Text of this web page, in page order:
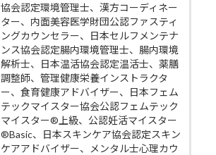
協会認定環境管理士、漢方コーディネー
ター、内面美容医学財団公認ファスティ
ングカウンセラー、日本セルフメンテナ
ンス協会認定腸内環境管理士、腸内環境
解析士、日本温活協会認定温活士、薬膳
調整師、管理健康栄養インストラクタ
ー、食育健康アドバイザー、日本フェム
テックマイスター協会公認フェムテック
マイスター®上級、公認妊活マイスター
®Basic、日本スキンケア協会認定スキン
ケアアドバイザー、メンタル士心理カウ